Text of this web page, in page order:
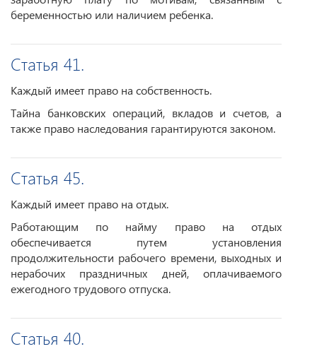
беременностью или наличием ребенка.
Статья 41.
Каждый имеет право на собственность.
Тайна банковских операций, вкладов и счетов, а
также право наследования гарантируются законом.
Статья 45.
Каждый имеет право на отдых.
Работающим по найму право на отдых
обеспечивается путем установления
продолжительности рабочего времени, выходных и
нерабочих праздничных дней, оплачиваемого
ежегодного трудового отпуска.
Статья 40.